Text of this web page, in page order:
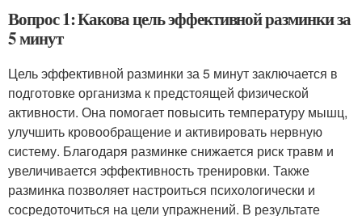
Вопрос 1: Какова цель эффективной разминки за
5 минут
Цель эффективной разминки за 5 минут заключается в
подготовке организма к предстоящей физической
активности. Она помогает повысить температуру мышц,
улучшить кровообращение и активировать нервную
систему. Благодаря разминке снижается риск травм и
увеличивается эффективность тренировки. Также
разминка позволяет настроиться психологически и
сосредоточиться на цели упражнений. В результате